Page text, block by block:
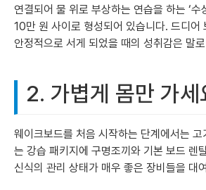
연결되어 물 위로 부상하는 연습을 하는 ‘
10만 원 사이로 형성되어 있습니다. 드디어
안정적으로 서게 되었을 때의 성취감은 말
2. 가볍게 몸만 가
웨이크보드를 처음 시작하는 단계에서는
는 강습 패키지에 구명조끼와 기본 보드 렌
신식의 관리 상태가 매우 좋은 장비들을 대